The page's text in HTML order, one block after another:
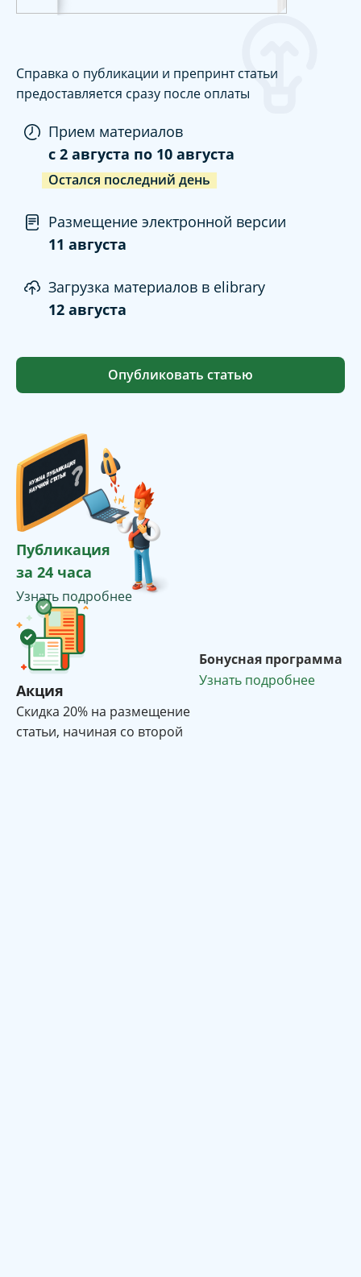
Справка о публикации и препринт статьи
предоставляется сразу после оплаты
Прием материалов
c 2 августа по 10 августа
Остался последний день
Размещение электронной версии
11 августа
Загрузка материалов в elibrary
12 августа
Опубликовать статью
Публикация
за 24 часа
Узнать подробнее
Акция
Cкидка 20% на размещение
статьи, начиная со второй
Бонусная программа
Узнать подробнее